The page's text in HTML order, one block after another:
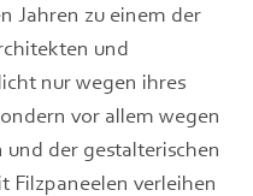
Jahren zu einem der
und
nur wegen ihres
vor allem wegen
der gestalterischen
Filzpaneelen verleihen